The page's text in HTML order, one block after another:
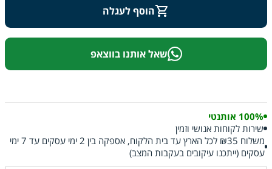
הוסף לעגלה
שאל אותנו בווצאפ
100% אותנטי
שירות לקוחות אנושי וזמין
משלוח ₪35 לכל הארץ עד בית הלקוח, אספקה בין 2 ימי עסקים עד 7 ימי
עסקים (ייתכנו עיקובים בעקבות המצב)